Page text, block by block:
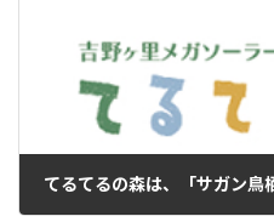
てるてるの森は、「サガン鳥